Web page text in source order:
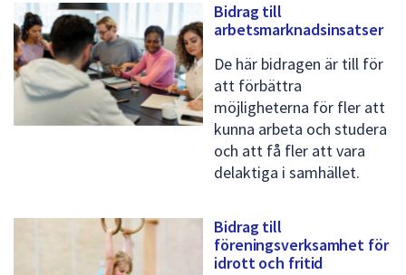
Bidrag till
arbetsmarknadsinsatser
De här bidragen är till för
att förbättra
möjligheterna för fler att
kunna arbeta och studera
och att få fler att vara
delaktiga i samhället.
Bidrag till
föreningsverksamhet för
idrott och fritid